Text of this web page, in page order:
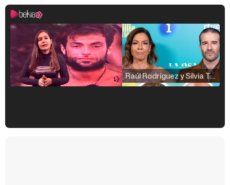
Raúl Rodríguez y Silvia Taulés nos cuentan su papel en 'La familia de la tele'